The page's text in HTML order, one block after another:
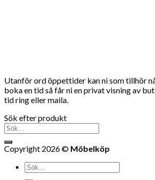
Utanför ord öppettider kan ni som tillhör
boka en tid så får ni en privat visning av
tid ring eller maila.
Sök efter produkt
Sök
efter:
Copyright 2026 © Möbelköp
Sök
efter: